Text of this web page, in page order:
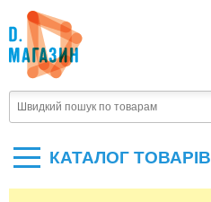
КАТАЛОГ ТОВАРIВ